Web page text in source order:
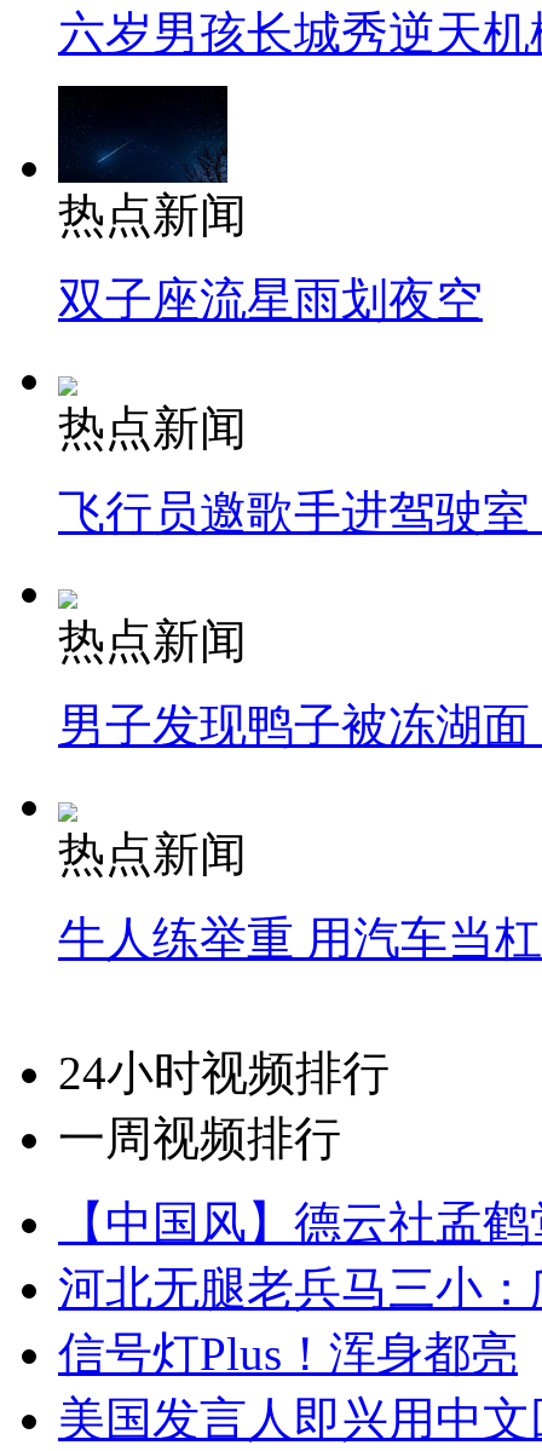
六岁男孩长城秀逆天机
热点新闻
双子座流星雨划夜空
热点新闻
飞行员邀歌手进驾驶
热点新闻
男子发现鸭子被冻湖
热点新闻
牛人练举重 用汽车当
24小时视频排行
一周视频排行
【中国风】德云社孟
河北无腿老兵马三小
信号灯Plus！浑身都亮
美国发言人即兴用中